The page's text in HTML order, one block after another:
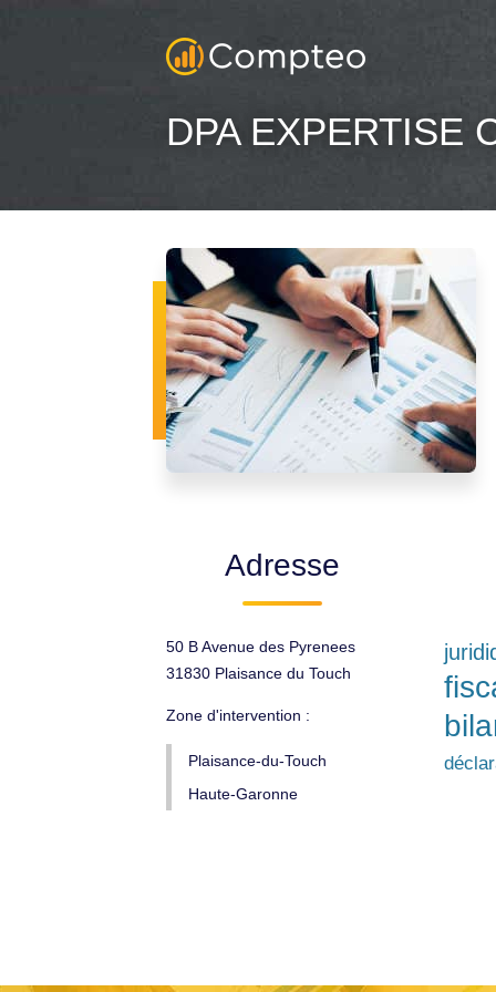
DPA EXPERTISE
Adresse
50 B Avenue des Pyrenees
31830 Plaisance du Touch
Zone d'intervention :
Plaisance-du-Touch
Haute-Garonne